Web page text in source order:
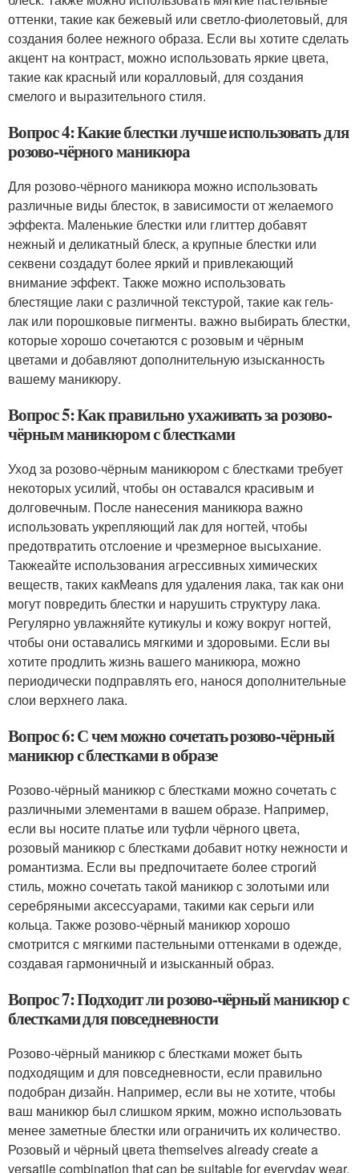
оттенки, такие как бежевый или светло-фиолетовый, для
создания более нежного образа. Если вы хотите сделать
акцент на контраст, можно использовать яркие цвета,
такие как красный или коралловый, для создания
смелого и выразительного стиля.
Вопрос 4: Какие блестки лучше использовать для
розово-чёрного маникюра
Для розово-чёрного маникюра можно использовать
различные виды блесток, в зависимости от желаемого
эффекта. Маленькие блестки или глиттер добавят
нежный и деликатный блеск, а крупные блестки или
секвени создадут более яркий и привлекающий
внимание эффект. Также можно использовать
блестящие лаки с различной текстурой, такие как гель-
лак или порошковые пигменты. важно выбирать блестки,
которые хорошо сочетаются с розовым и чёрным
цветами и добавляют дополнительную изысканность
вашему маникюру.
Вопрос 5: Как правильно ухаживать за розово-
чёрным маникюром с блестками
Уход за розово-чёрным маникюром с блестками требует
некоторых усилий, чтобы он оставался красивым и
долговечным. После нанесения маникюра важно
использовать укрепляющий лак для ногтей, чтобы
предотвратить отслоение и чрезмерное высыхание.
Такжеайте использования агрессивных химических
веществ, таких какMeans для удаления лака, так как они
могут повредить блестки и нарушить структуру лака.
Регулярно увлажняйте кутикулы и кожу вокруг ногтей,
чтобы они оставались мягкими и здоровыми. Если вы
хотите продлить жизнь вашего маникюра, можно
периодически подправлять его, нанося дополнительные
слои верхнего лака.
Вопрос 6: С чем можно сочетать розово-чёрный
маникюр с блестками в образе
Розово-чёрный маникюр с блестками можно сочетать с
различными элементами в вашем образе. Например,
если вы носите платье или туфли чёрного цвета,
розовый маникюр с блестками добавит нотку нежности и
романтизма. Если вы предпочитаете более строгий
стиль, можно сочетать такой маникюр с золотыми или
серебряными аксессуарами, такими как серьги или
кольца. Также розово-чёрный маникюр хорошо
смотрится с мягкими пастельными оттенками в одежде,
создавая гармоничный и изысканный образ.
Вопрос 7: Подходит ли розово-чёрный маникюр с
блестками для повседневности
Розово-чёрный маникюр с блестками может быть
подходящим и для повседневности, если правильно
подобран дизайн. Например, если вы не хотите, чтобы
ваш маникюр был слишком ярким, можно использовать
менее заметные блестки или ограничить их количество.
Розовый и чёрный цвета themselves already create a
versatile combination that can be suitable for everyday wear.